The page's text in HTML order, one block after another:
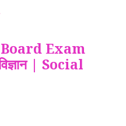
Board Exam
| Social